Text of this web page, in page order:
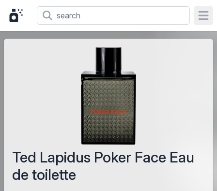
Ted Lapidus Poker Face Eau
de toilette